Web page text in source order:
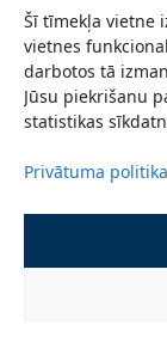
Šī tīmekļa vietne
vietnes
darbotos tā
Jūsu piekrišanu
statistikas
Privātuma politika
Ziņo par
Pieteikties
Piekļūstamības
©